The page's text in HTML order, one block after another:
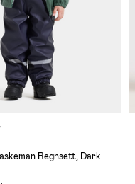
Regnsett, Dark